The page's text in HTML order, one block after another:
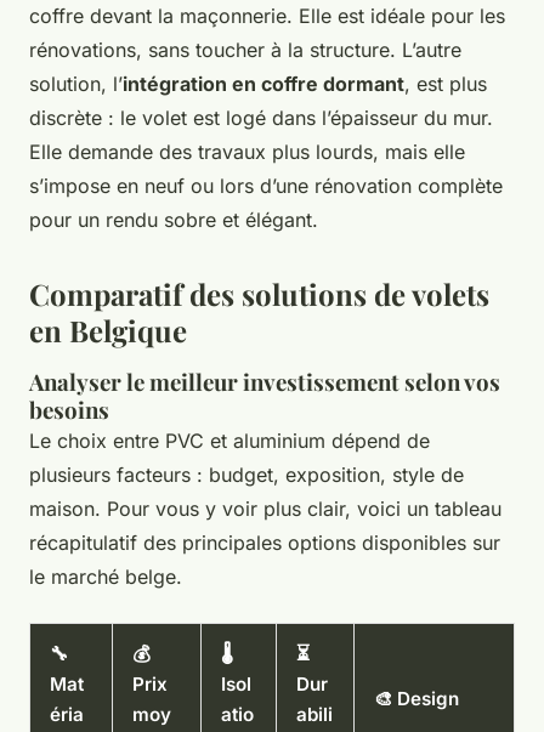
coffre devant la maçonnerie. Elle est idéale pour les
rénovations, sans toucher à la structure. L’autre
solution, l’intégration en coffre dormant, est plus
discrète : le volet est logé dans l’épaisseur du mur.
Elle demande des travaux plus lourds, mais elle
s’impose en neuf ou lors d’une rénovation complète
pour un rendu sobre et élégant.
Comparatif des solutions de volets
en Belgique
Analyser le meilleur investissement selon vos
besoins
Le choix entre PVC et aluminium dépend de
plusieurs facteurs : budget, exposition, style de
maison. Pour vous y voir plus clair, voici un tableau
récapitulatif des principales options disponibles sur
le marché belge.
🔧
Mat
éria
💰
Prix
moy
🌡️
Isol
atio
⏳
Dur
abili
🎨 Design